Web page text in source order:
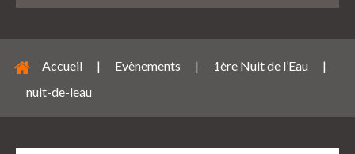
Accueil | Evènements | 1ère Nuit de l’Eau
|
nuit-de-leau